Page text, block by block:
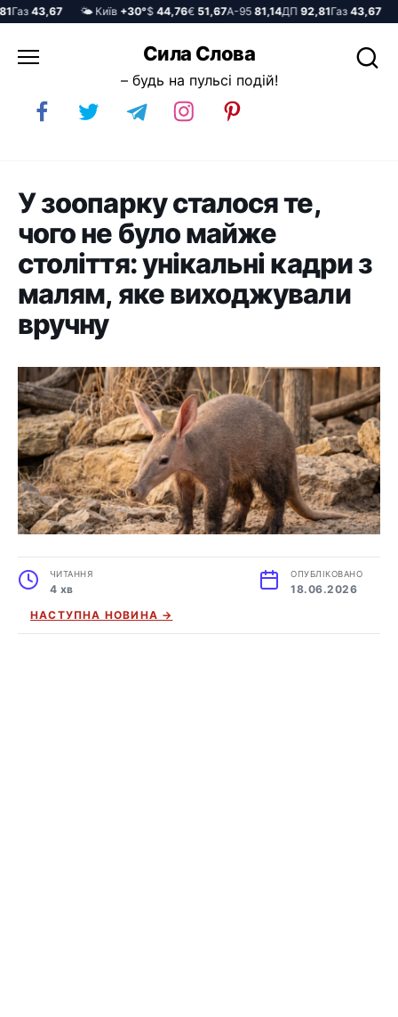
43,67 🌤️ Київ+30°$44,76€51,67А-9581,14ДП92,81Газ43,67
до
Сила Слова
– будь на пульсі подій!
У зоопарку сталося те,
чого не було майже
століття: унікальні кадри з
малям, яке виходжували
вручну
ЧИТАННЯ
4 хв
ОПУБЛІКОВАНО
18.06.2026
НАСТУПНА НОВИНА →